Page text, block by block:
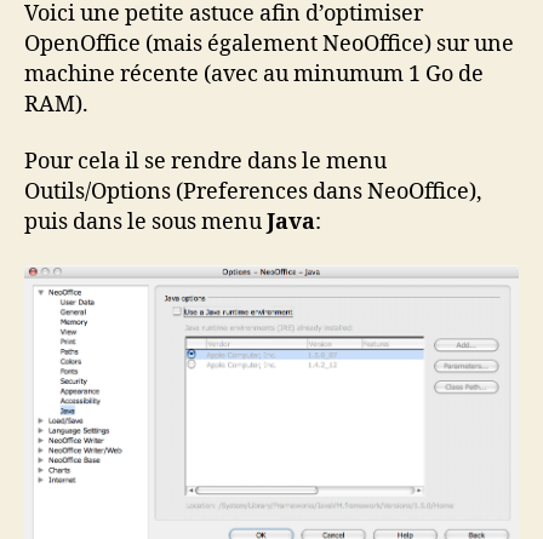
Voici une petite astuce afin d’optimiser
OpenOffice (mais également NeoOffice) sur une
machine récente (avec au minumum 1 Go de
RAM).
Pour cela il se rendre dans le menu
Outils/Options (Preferences dans NeoOffice),
puis dans le sous menuJava: